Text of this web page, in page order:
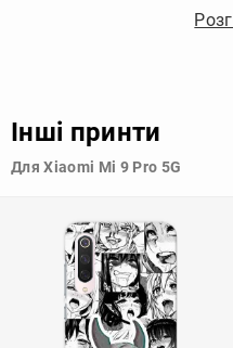
Збереження цінності:
для Xiaomi Mi 9 Pro 5G з
стилю та особистому
Узагалі, чохол для телефону -
допомагає захистити ваш
додати зручності в користуванні.
Інші принти
Для Xiaomi Mi 9 Pro 5G